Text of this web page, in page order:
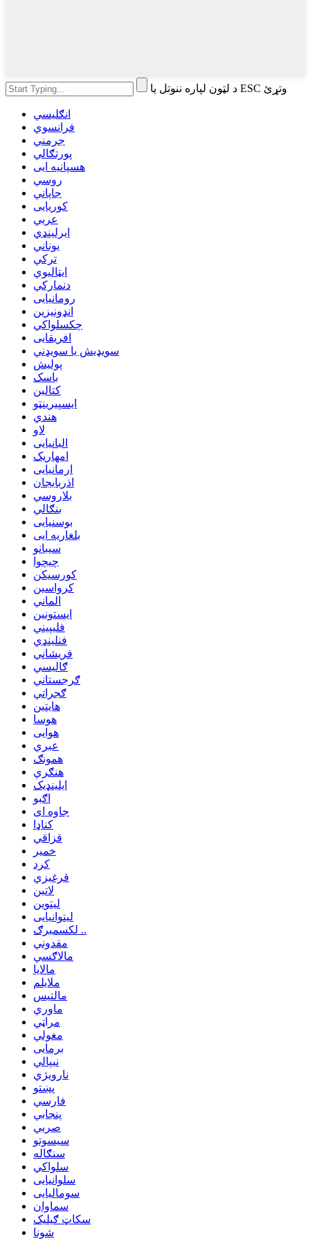
د لټون لپاره ننوتل یا ESC وتړئ
انګلیسي
فرانسوي
جرمني
پورتګالي
هسپانیه ایی
روسي
جاپاني
کوریایی
عربي
ایرلینډي
یوناني
ترکي
ایټالیوي
دنمارکي
رومانیایی
انډونیزین
چکسلواکي
افریقایی
سویډیش یا سویډني
پولیش
باسک
کتالین
ایسپیرینټو
هندي
لاو
البانیایی
امهاریک
ارمانیایی
اذربایجان
بلاروسي
بنګالي
بوسنیایی
بلغاریه ایی
سیبانو
چیچوا
کورسیکن
کرواسین
الماني
ایستونین
فلیپیني
فنلینډي
فريشاني
ګالیسي
ګرجستاني
ګجراتي
هایتین
هوسا
هوایی
عبري
همونګ
هنګري
ایلینډیک
اګبو
جاوه ای
کناډا
قزاقي
خمیر
کرد
قرغیزي
لاتین
لیتوین
لیتوانیایی
لکسمبرګ ..
مقدوني
مالاګسي
مالایا
ملایلم
مالتیس
ماوري
مراټي
مغولي
برمایی
نیپالي
نارویژي
پښتو
فارسي
پنجابي
صربي
سیسوتو
سنګاله
سلواکي
سلوانیایی
سومالیایی
سماوان
سکاټ ګیلیک
شونا